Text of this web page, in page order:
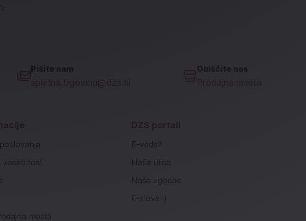
Pišite nam
spletna.trgovina@dzs.si
Obiščite nas
Prodajna mesta
zasebnosti
mesta
DZS portali
E-vedež
Naša ulica
Naše zgodbe
E-slovarji